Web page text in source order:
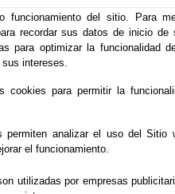
funcionamiento del sitio. Para
recordar sus datos de inicio de
para optimizar la funcionalidad
intereses.
cookies para permitir la
permiten analizar el uso del Sitio
el funcionamiento.
utilizadas por empresas
en
humanos tiene como
gestión y administración
se refiere el artículo 3 del
Oficial de la Provincia de